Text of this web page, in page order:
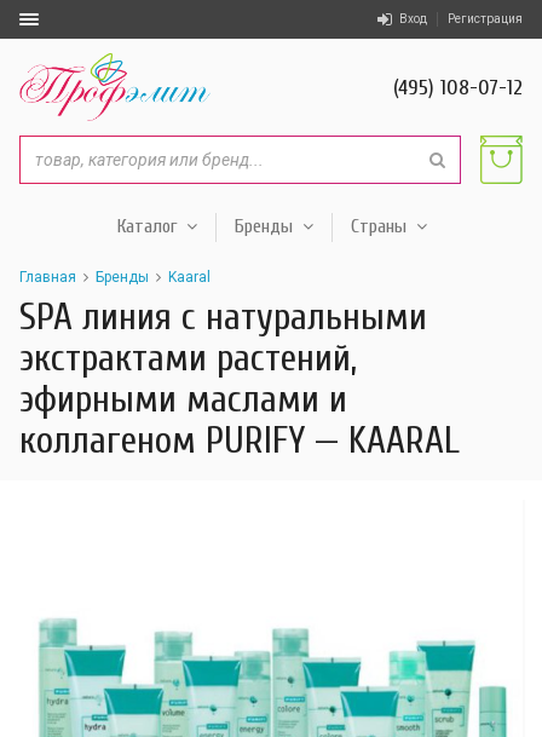
Вход Регистрация
(495) 108-07-12
Каталог Бренды Страны
Главная Бренды Kaaral
SPA линия с натуральными
экстрактами растений,
эфирными маслами и
коллагеном PURIFY — KAARAL